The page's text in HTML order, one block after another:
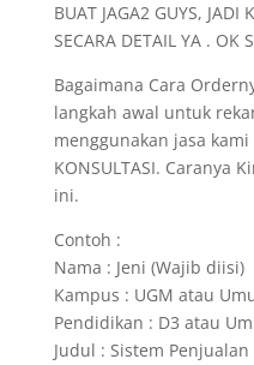
BUAT JAGA2 GUYS, JADI
SECARA DETAIL YA . OK
Bagaimana Cara
langkah awal untuk
menggunakan jasa
KONSULTASI. Caranya
ini.
Contoh :
Nama : Jeni (Wajib diisi)
Kampus : UGM atau
Pendidikan : D3 atau
Judul : Sistem